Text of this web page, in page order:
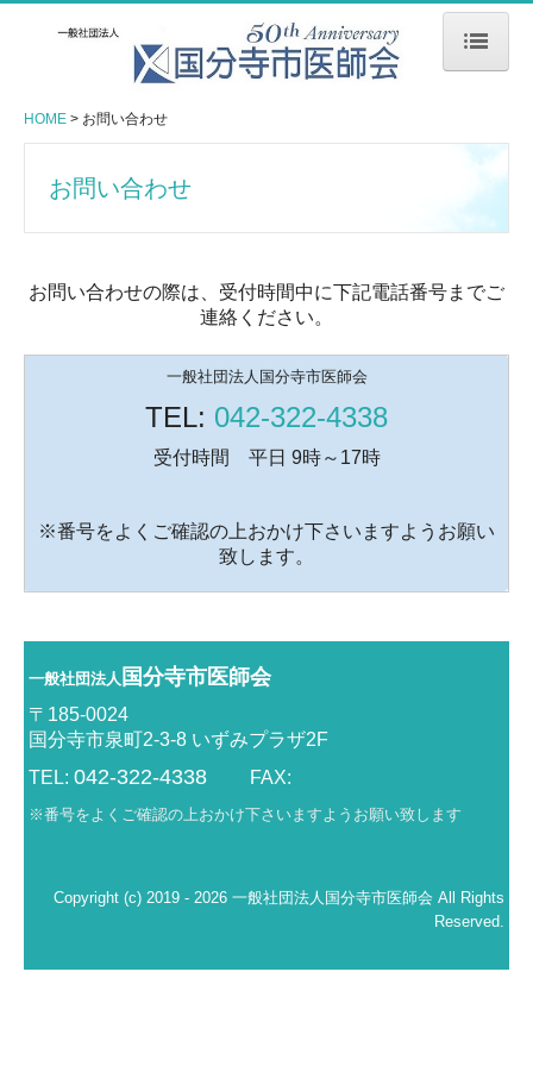
医師会のご案内
リンクのご案内
医療機関情報
予防接種実施医療機関
休日医療機関のご案内
在宅医療連携相談窓口
公衆衛生センター
一般的な注意
健診センター
訪問看護ステーション
サービス内容
HOME お問い合わせ
お問い合わせ
お問い合わせの際は、受付時間中に下記電話番号までご
連絡ください。
一般社団法人国分寺市医師会
TEL: 042-322-4338
受付時間 平日 9時～17時
※番号をよくご確認の上おかけ下さいますようお願い
致します。
一般社団法人 国分寺市医師会
〒185-0024
国分寺市泉町2-3-8 いずみプラザ2F
TEL:042-322-4338 FAX:
※番号をよくご確認の上おかけ下さいますようお願い致します
Copyright (c) 2019 - 2026 一般社団法人国分寺市医師会 All Rights
Reserved.